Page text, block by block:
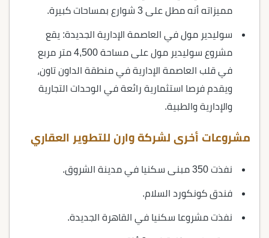
مميزاته أنه مطل على 3 شوارع بمساحات كبيرة.
سوليدير مول في العاصمة الإدارية الجديدة: يقع
مشروع سوليدير مول على مساحة 4,500 متر مربع
في قلب العاصمة الإدارية في منطقة الداون تاون،
ويقدم فرصا استثمارية رائعة في الوحدات التجارية
والإدارية والطبية.
مشروعات أخرى لشركة وارن للتطوير العقاري
نفذت 350 مبنى سكنيا في مدينة الشروق.
فندق كونكورد السلام.
نفذت مشروعا سكنيا في القاهرة الجديدة.